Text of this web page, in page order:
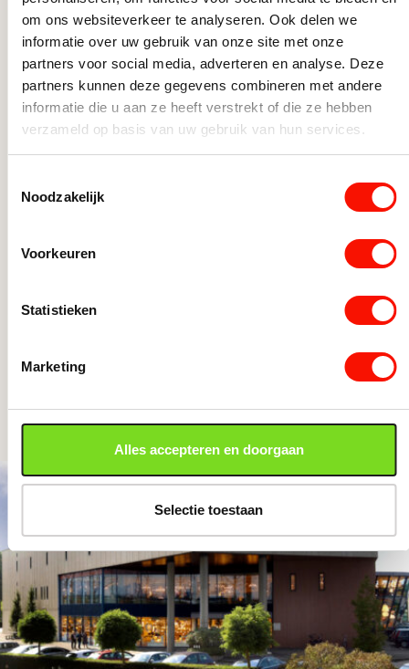
om ons websiteverkeer te analyseren. Ook delen we
informatie over uw gebruik van onze site met onze
partners voor social media, adverteren en analyse. Deze
partners kunnen deze gegevens combineren met andere
informatie die u aan ze heeft verstrekt of die ze hebben
verzameld op basis van uw gebruik van hun services.
Noodzakelijk
Voorkeuren
Statistieken
Marketing
Alles accepteren en doorgaan
Selectie toestaan
Led
Op
9,95
Led g9